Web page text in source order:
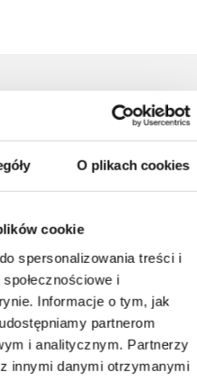
O plikach cookies
cookie
spersonalizowania treści i
i
Informacje o tym, jak
partnerom
i analitycznym. Partnerzy
innymi danymi otrzymanymi
ALTOS
Platinum Spas – ALTOS
zbudowana specjalnie z